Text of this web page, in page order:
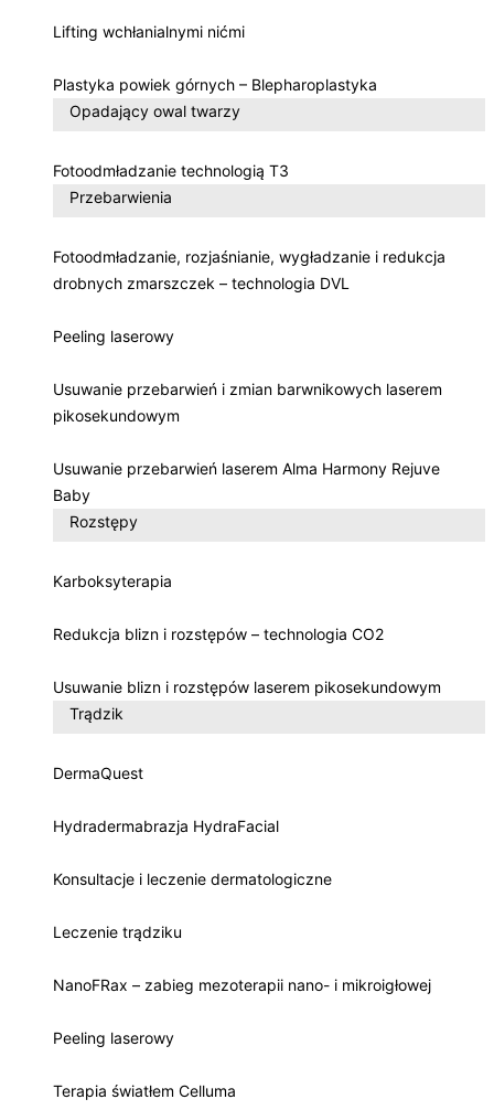
Lifting wchłanialnymi nićmi
Plastyka powiek górnych – Blepharoplastyka
Opadający owal twarzy
Fotoodmładzanie technologią T3
Przebarwienia
Fotoodmładzanie, rozjaśnianie, wygładzanie i redukcja
drobnych zmarszczek – technologia DVL
Peeling laserowy
Usuwanie przebarwień i zmian barwnikowych laserem
pikosekundowym
Usuwanie przebarwień laserem Alma Harmony Rejuve
Baby
Rozstępy
Karboksyterapia
Redukcja blizn i rozstępów – technologia CO2
Usuwanie blizn i rozstępów laserem pikosekundowym
Trądzik
DermaQuest
Hydradermabrazja HydraFacial
Konsultacje i leczenie dermatologiczne
Leczenie trądziku
NanoFRax – zabieg mezoterapii nano- i mikroigłowej
Peeling laserowy
Terapia światłem Celluma